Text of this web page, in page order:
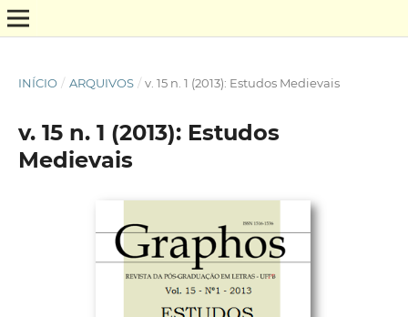
INÍCIO / ARQUIVOS / v. 15 n. 1 (2013): Estudos Medievais
v. 15 n. 1 (2013): Estudos
Medievais